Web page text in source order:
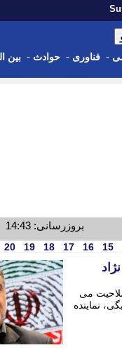
- فناوری - حوادث - بین
بروزرسانی: 14:43
15
16
17
18
19
20
می
نماینده